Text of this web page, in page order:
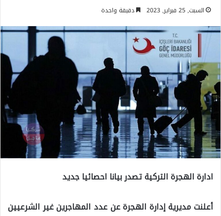
السبت, 25 فبراير, 2023 دقيقة واحدة
ادارة الهجرة التركية تصدر بيانا احصائيا جديد
أعلنت مديرية إدارة الهجرة عن عدد المهاجرين غير الشرعيين